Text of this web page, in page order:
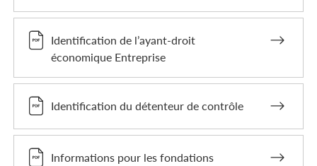
Identification de l’ayant-droit
économique Entreprise
Identification du détenteur de contrôle
Informations pour les fondations